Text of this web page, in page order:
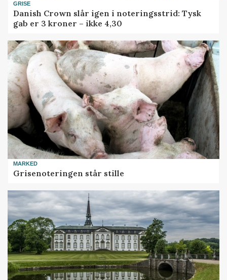
GRISE
Danish Crown slår igen i noteringsstrid: Tysk
gab er 3 kroner – ikke 4,30
MARKED
Grisenoteringen står stille